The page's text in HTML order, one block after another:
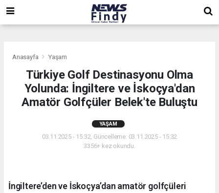
Anasayfa Yaşam
Türkiye Golf Destinasyonu Olma
Yolunda: İngiltere ve İskoçya'dan
Amatör Golfçüler Belek'te Buluştu
YAŞAM
03.11.2025 - 15:32, Güncelleme: 03.11.2025 - 15:32
3356+ kez okundu.
İngiltere’den ve İskoçya’dan amatör golfçüleri